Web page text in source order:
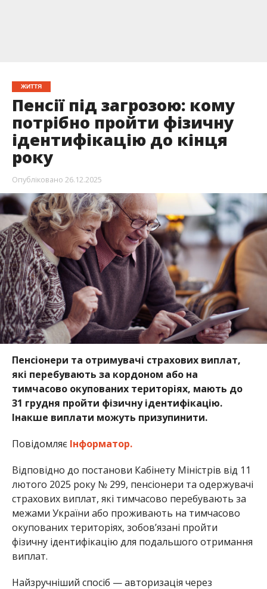
ЖИТТЯ
Пенсії під загрозою: кому
потрібно пройти фізичну
ідентифікацію до кінця
року
Опубліковано 26.12.2025
Пенсіонери та отримувачі страхових виплат,
які перебувають за кордоном або на
тимчасово окупованих територіях, мають до
31 грудня пройти фізичну ідентифікацію.
Інакше виплати можуть призупинити.
Повідомляє Інформатор.
Відповідно до постанови Кабінету Міністрів від 11
лютого 2025 року № 299, пенсіонери та одержувачі
страхових виплат, які тимчасово перебувають за
межами України або проживають на тимчасово
окупованих територіях, зобов’язані пройти
фізичну ідентифікацію для подальшого отримання
виплат.
Найзручніший спосіб — авторизація через